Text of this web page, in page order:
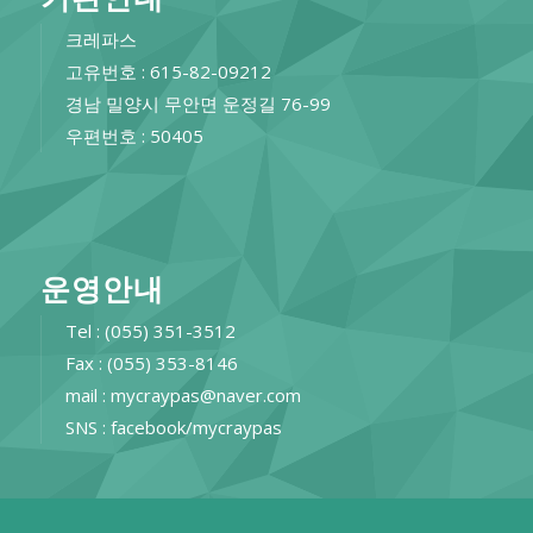
크레파스
고유번호 : 615-82-09212
경남 밀양시 무안면 운정길 76-99
우편번호 : 50405
운영안내
Tel : (055) 351-3512
Fax : (055) 353-8146
mail : mycraypas@naver.com
SNS : facebook/mycraypas